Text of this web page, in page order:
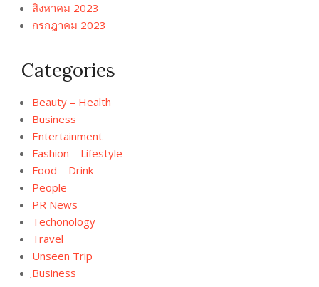
สิงหาคม 2023
กรกฎาคม 2023
Categories
Beauty – Health
Business
Entertainment
Fashion – Lifestyle
Food – Drink
People
PR News
Techonology
Travel
Unseen Trip
ฺBusiness